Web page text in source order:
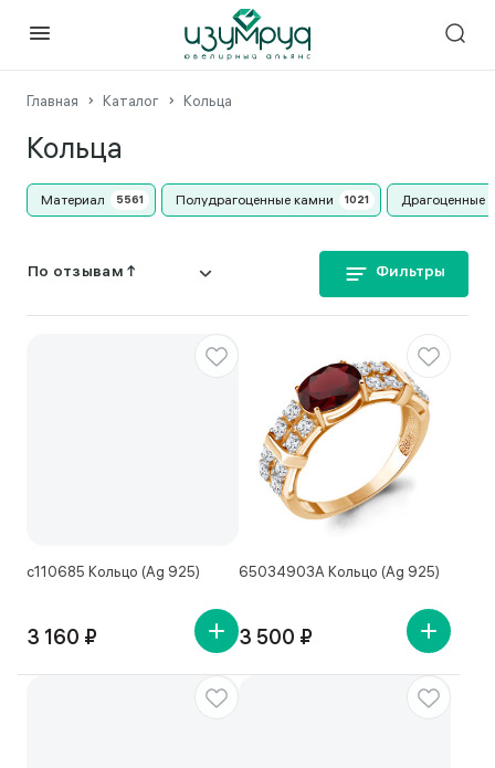
Главная Каталог Кольца
Кольца
Материал Полудрагоценные камни Драгоценные
Фильтры
с110685 Кольцо (Ag 925)
3 160 ₽
65034903А Кольцо (Ag 925)
3 500 ₽